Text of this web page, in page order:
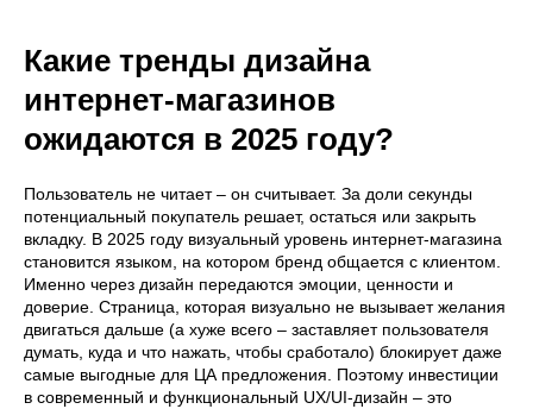
Какие тренды дизайна
интернет-магазинов
ожидаются в 2025 году?
Пользователь не читает – он считывает. За доли секунды
потенциальный покупатель решает, остаться или закрыть
вкладку. В 2025 году визуальный уровень интернет-магазина
становится языком, на котором бренд общается с клиентом.
Именно через дизайн передаются эмоции, ценности и
доверие. Страница, которая визуально не вызывает желания
двигаться дальше (а хуже всего – заставляет пользователя
думать, куда и что нажать, чтобы сработало) блокирует даже
самые выгодные для ЦА предложения. Поэтому инвестиции
в современный и функциональный UX/UI-дизайн – это